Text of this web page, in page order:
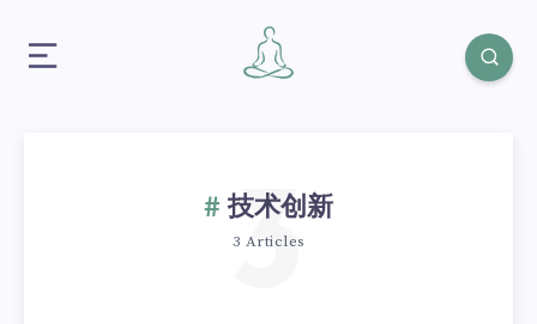
技术创新
3 Articles
3